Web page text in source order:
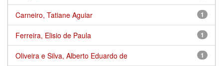
1
Carneiro, Tatiane Aguiar
1
Ferreira, Elisio de Paula
1
Oliveira e Silva, Alberto Eduardo de